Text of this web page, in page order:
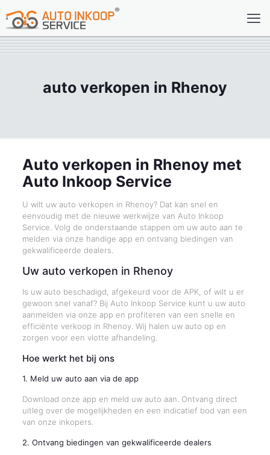
auto verkopen in Rhenoy
Auto verkopen in Rhenoy met
Auto Inkoop Service
U wilt uw auto verkopen in Rhenoy? Dat kan snel en
eenvoudig met de nieuwe werkwijze van Auto Inkoop
Service. Volg de onderstaande stappen om uw auto aan te
melden via onze handige app en ontvang biedingen van
gekwalificeerde dealers.
Uw auto verkopen in Rhenoy
Is uw auto beschadigd, afgekeurd voor de APK, of wilt u er
gewoon snel vanaf? Bij Auto Inkoop Service kunt u uw auto
aanmelden via onze app en profiteren van een snelle en
efficiënte verkoop in Rhenoy. Wij halen uw auto op en
zorgen voor een vlotte afhandeling.
Hoe werkt het bij ons
1. Meld uw auto aan via de app
Download onze app en meld uw auto aan. Ontvang direct
uitleg over de mogelijkheden en een indicatief bod van een
van onze inkopers.
2. Ontvang biedingen van gekwalificeerde dealers